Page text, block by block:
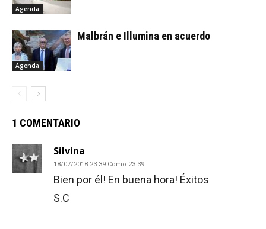
Agenda
Agenda
Malbrán e Illumina en acuerdo
1 COMENTARIO
Silvina
18/07/2018 23:39 Como 23:39
Bien por él! En buena hora! Éxitos
S.C